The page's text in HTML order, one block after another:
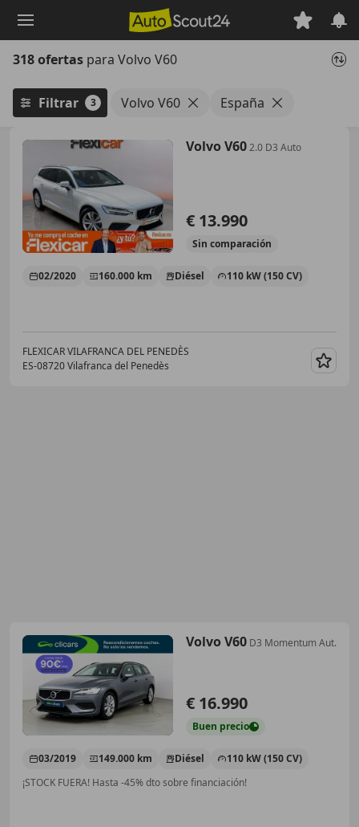
principal
318 ofertas para Volvo V60
Filtrar 3 Volvo V60 España
Volvo V602.0 D3 Auto
€ 13.990
Sin comparación
02/2020 160.000 km Diésel 110 kW (150 CV)
FLEXICAR VILAFRANCA DEL PENEDÈS
ES-08720 Vilafranca del Penedès
Volvo V60 D3 Momentum Aut.
€ 16.990
Buen precio
03/2019 149.000 km Diésel
110 kW (150 CV)
¡STOCK FUERA! Hasta -45% dto sobre financiación!